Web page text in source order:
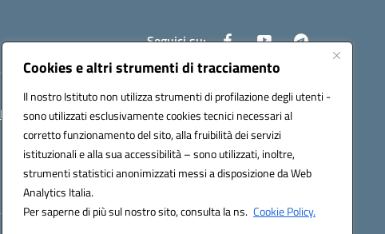
Cookies e altri strumenti di tracciamento
Il nostro Istituto non utilizza strumenti di profilazione degli utenti -
sono utilizzati esclusivamente cookies tecnici necessari al
corretto funzionamento del sito, alla fruibilità dei servizi
istituzionali e alla sua accessibilità – sono utilizzati, inoltre,
strumenti statistici anonimizzati messi a disposizione da Web
Analytics Italia.
Per saperne di più sul nostro sito, consulta la ns. Cookie Policy.
Seguici su:
leic84200l@pec.istruzione.it